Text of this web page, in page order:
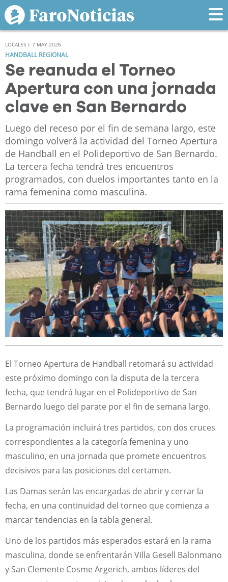
LOCALES | 7 MAY 2026
HANDBALL REGIONAL
Se reanuda el Torneo
Apertura con una jornada
clave en San Bernardo
Luego del receso por el fin de semana largo, este
domingo volverá la actividad del Torneo Apertura
de Handball en el Polideportivo de San Bernardo.
La tercera fecha tendrá tres encuentros
programados, con duelos importantes tanto en la
rama femenina como masculina.
El Torneo Apertura de Handball retomará su actividad
este próximo domingo con la disputa de la tercera
fecha, que tendrá lugar en el Polideportivo de San
Bernardo luego del parate por el fin de semana largo.
La programación incluirá tres partidos, con dos cruces
correspondientes a la categoría femenina y uno
masculino, en una jornada que promete encuentros
decisivos para las posiciones del certamen.
Las Damas serán las encargadas de abrir y cerrar la
fecha, en una continuidad del torneo que comienza a
marcar tendencias en la tabla general.
Uno de los partidos más esperados estará en la rama
masculina, donde se enfrentarán Villa Gesell Balonmano
y San Clemente Cosme Argerich, ambos líderes del